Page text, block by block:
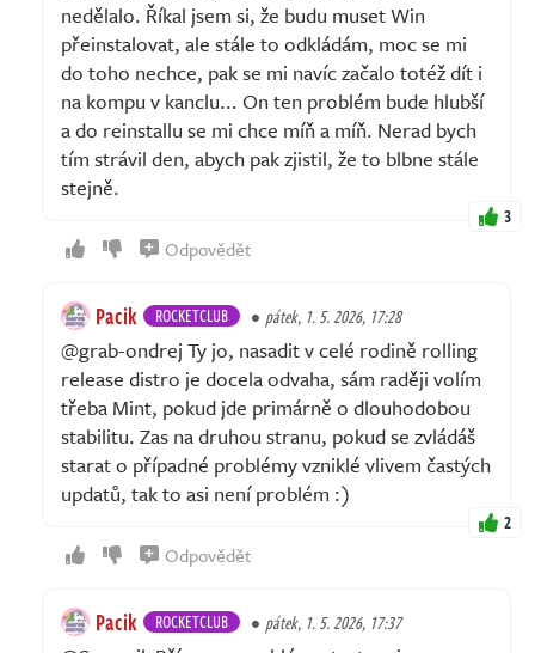
nedělalo. Říkal jsem si, že budu muset Win
přeinstalovat, ale stále to odkládám, moc se mi
do toho nechce, pak se mi navíc začalo totéž dít i
na kompu v kanclu... On ten problém bude hlubší
a do reinstallu se mi chce míň a míň. Nerad bych
tím strávil den, abych pak zjistil, že to blbne stále
stejně.
3
Odpovědět
Pacik ROCKETCLUB pátek, 1. 5. 2026, 17:28
@grab-ondrej Ty jo, nasadit v celé rodině rolling
release distro je docela odvaha, sám raději volím
třeba Mint, pokud jde primárně o dlouhodobou
stabilitu. Zas na druhou stranu, pokud se zvládáš
starat o případné problémy vzniklé vlivem častých
updatů, tak to asi není problém :)
2
Odpovědět
Pacik ROCKETCLUB pátek, 1. 5. 2026, 17:37